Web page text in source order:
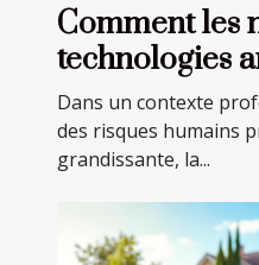
Comment les
technologies
PTI Sécurité
entreprises
Dans un contexte
des risques humains
grandissante, la...